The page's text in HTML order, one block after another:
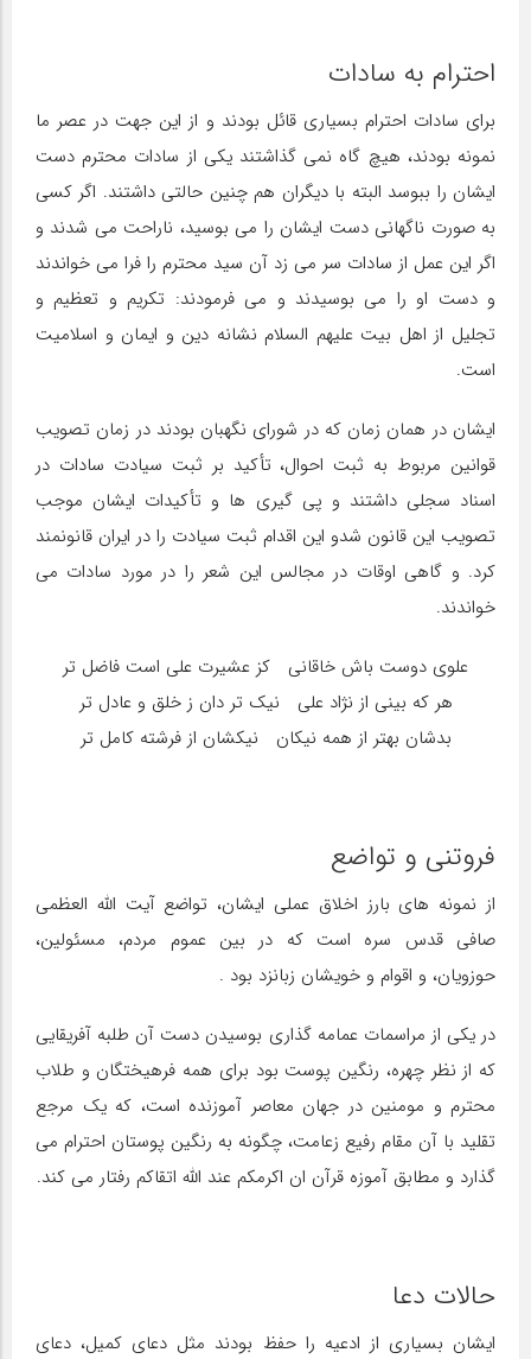
احترام به سادات
برای سادات احترام بسیاری قائل بودند و از این جهت در عصر ما
نمونه بودند، هیچ گاه نمی گذاشتند یکی از سادات محترم دست
ایشان را ببوسد البته با دیگران هم چنین حالتی داشتند. اگر کسی
به صورت ناگهانی دست ایشان را می بوسید، ناراحت می شدند و
اگر این عمل از سادات سر می زد آن سید محترم را فرا می خواندند
و دست او را می بوسیدند و می فرمودند: تکریم و تعظیم و
تجلیل از اهل بیت علیهم السلام نشانه دین و ایمان و اسلامیت
است.
ایشان در همان زمان که در شورای نگهبان بودند در زمان تصویب
قوانین مربوط به ثبت احوال، تأکید بر ثبت سیادت سادات در
اسناد سجلی داشتند و پی گیری ها و تأکیدات ایشان موجب
تصویب این قانون شدو این اقدام ثبت سیادت را در ایران قانونمند
کرد. و گاهی اوقات در مجالس این شعر را در مورد سادات می
خواندند.
علوی دوست باش خاقانی کز عشیرت علی است فاضل تر
هر که بینی از نژاد علی نیک تر دان ز خلق و عادل تر
بدشان بهتر از همه نیکان نیکشان از فرشته کامل تر
فروتنی و تواضع
از نمونه های بارز اخلاق عملی ایشان، تواضع آیت الله العظمی
صافی قدس سره است که در بین عموم مردم، مسئولین،
حوزویان، و اقوام و خویشان زبانزد بود .
در یکی از مراسمات عمامه گذاری بوسیدن دست آن طلبه آفریقایی
که از نظر چهره، رنگین پوست بود برای همه فرهیختگان و طلاب
محترم و مومنین در جهان معاصر آموزنده است، که یک مرجع
تقلید با آن مقام رفیع زعامت، چگونه به رنگین پوستان احترام می
گذارد و مطابق آموزه قرآن ان اکرمکم عند الله اتقاکم رفتار می کند.
حالات دعا
ایشان بسیاری از ادعیه را حفظ بودند مثل دعای کمیل، دعای